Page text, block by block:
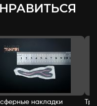
накладки